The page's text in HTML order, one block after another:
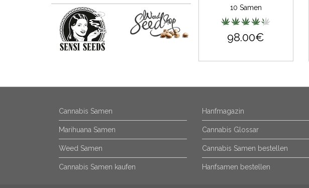
10 Samen
98.00€
Cannabis Samen
Marihuana Samen
Weed Samen
Cannabis Samen kaufen
Hanfmagazin
Cannabis Glossar
Cannabis Samen bestellen
Hanfsamen bestellen